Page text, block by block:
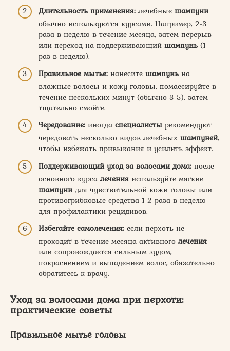
Длительность применения: лечебные шампуни
обычно используются курсами. Например, 2-3
раза в неделю в течение месяца, затем перерыв
или переход на поддерживающий шампунь (1
раз в неделю).
Правильное мытье: нанесите шампунь на
влажные волосы и кожу головы, помассируйте в
течение нескольких минут (обычно 3-5), затем
тщательно смойте.
Чередование: иногда специалисты рекомендуют
чередовать несколько видов лечебных шампуней,
чтобы избежать привыкания и усилить эффект.
Поддерживающийуход за волосами дома: после
основного курса лечения используйте мягкие
шампунидля чувствительной кожи головы или
противогрибковые средства 1-2 раза в неделю
для профилактики рецидивов.
Избегайте самолечения: если перхоть не
проходит в течение месяца активного лечения
или сопровождается сильным зудом,
покраснением и выпадением волос, обязательно
обратитесь к врачу.
Уход за волосами домапри перхоти:
практические советы
Правильное мытье головы